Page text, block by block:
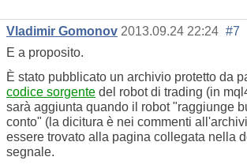
Vladimir Gomonov 2013.09.24 22:24 #7
E a proposito.
È stato pubblicato un archivio protetto da
codice sorgente del robot di trading (in
sarà aggiunta quando il robot "raggiunge
conto" (la dicitura è nei commenti
essere trovato alla pagina collegata nella
segnale.